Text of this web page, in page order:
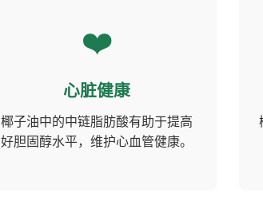
❤️
心脏健康
椰子油中的中链脂肪酸有助于提高
好胆固醇水平，维护心血管健康。